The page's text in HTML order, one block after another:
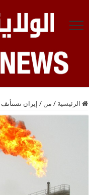
الرئيسية / من / إیران تستأنف